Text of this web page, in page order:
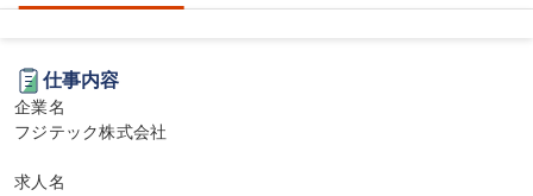
仕事内容
企業名
フジテック株式会社
求人名